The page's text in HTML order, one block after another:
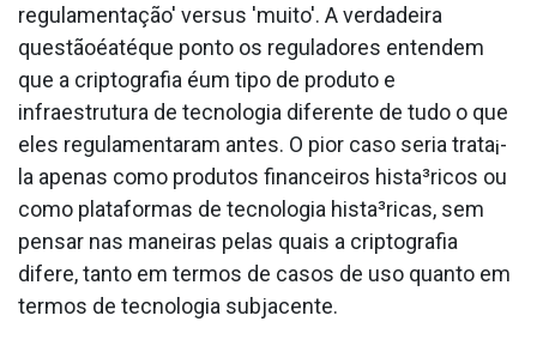
regulamentação' versus 'muito'. A verdadeira
questãoéatéque ponto os reguladores entendem
que a criptografia éum tipo de produto e
infraestrutura de tecnologia diferente de tudo o que
eles regulamentaram antes. O pior caso seria trata¡-
la apenas como produtos financeiros hista³ricos ou
como plataformas de tecnologia hista³ricas, sem
pensar nas maneiras pelas quais a criptografia
difere, tanto em termos de casos de uso quanto em
termos de tecnologia subjacente.